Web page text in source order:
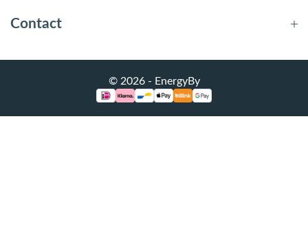
Contact
© 2026 - EnergyBy